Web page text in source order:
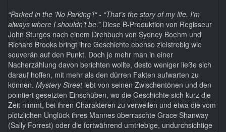
“Parked in the ’No Parking’!“ - “That’s the story of my life. I’m
always where I shouldn’t be.”Diese B-Produktion von Regisseur
John Sturges nach einem Drehbuch von Sydney Boehm und
Richard Brooks bringt ihre Geschichte ebenso zielstrebig wie
souverän auf den Punkt. Doch je mehr man in einer
Nacherzählung davon berichten wollte, desto weniger ließe sich
darauf hoffen, mit mehr als den dürren Fakten aufwarten zu
können. Mystery Streetlebt von seinen Zwischentönen und den
pointiert gesetzten Einschüben, wo die Geschichte sich kurz die
Zeit nimmt, bei ihren Charakteren zu verweilen und etwa die vom
plötzlichen Unglück ihres Mannes überraschte Grace Shanway
(Sally Forrest) oder die fortwährend umtriebige, undurchsichtige